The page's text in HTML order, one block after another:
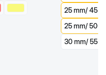
25 mm/ 45-
25 mm/ 50-
30 mm/ 55-